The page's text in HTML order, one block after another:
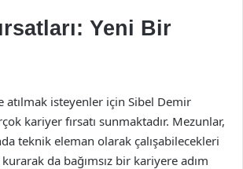
Yeni Bir
atılmak isteyenler için Sibel Demir
kariyer fırsatı sunmaktadır. Mezunlar,
teknik eleman olarak çalışabilecekleri
da bağımsız bir kariyere adım